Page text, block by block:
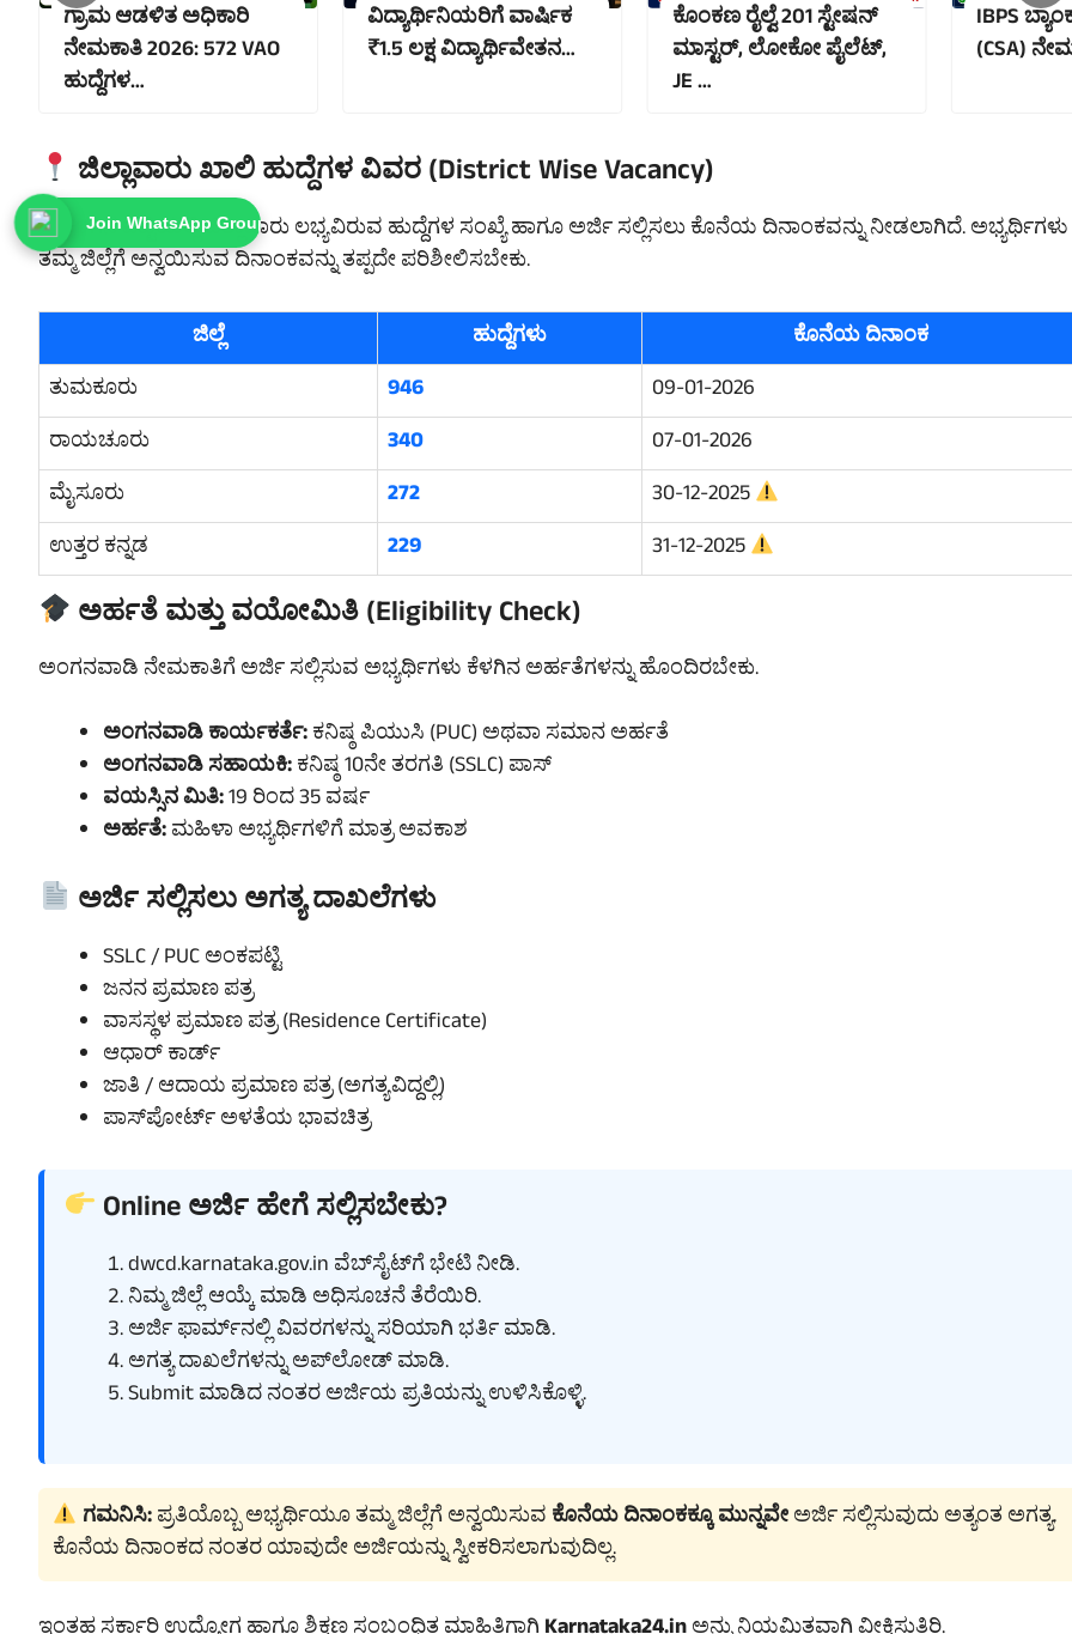
ಗ್ರಾಮ ಆಡಳಿತ ಅಧಿಕಾರಿ
ನೇಮಕಾತಿ 2026: 572 VAO
ಹುದ್ದೆಗಳ…
ವಿದ್ಯಾರ್ಥಿನಿಯರಿಗೆ ವಾರ್ಷಿಕ
₹1.5 ಲಕ್ಷ ವಿದ್ಯಾರ್ಥಿವೇತನ…
ಕೊಂಕಣ ರೈಲ್ವೆ 201 ಸ್ಟೇಷನ್
ಮಾಸ್ಟರ್, ಲೋಕೋ ಪೈಲೆಟ್,
JE …
IBPS
(CSA)
ಜಿಲ್ಲಾವಾರು ಖಾಲಿ ಹುದ್ದೆಗಳ ವಿವರ (District Wise Vacancy)
ಈ ಕೆಳಗಿನ ಪಟ್ಟಿಯಲ್ಲಿ ಜಿಲ್ಲಾವಾರು ಲಭ್ಯವಿರುವ ಹುದ್ದೆಗಳ ಸಂಖ್ಯೆ ಹಾಗೂ ಅರ್ಜಿ ಸಲ್ಲಿಸಲು ಕೊನೆಯ ದಿನಾಂಕವನ್ನು ನೀಡಲಾಗಿದೆ. ಅಭ್ಯರ್ಥಿಗಳು
ತಮ್ಮ ಜಿಲ್ಲೆಗೆ ಅನ್ವಯಿಸುವ ದಿನಾಂಕವನ್ನು ತಪ್ಪದೇ ಪರಿಶೀಲಿಸಬೇಕು.
ಜಿಲ್ಲೆ ಹುದ್ದೆಗಳು
ಕೊನೆಯ ದಿನಾಂಕ
ತುಮಕೂರು
946
09-01-2026
ರಾಯಚೂರು
340
07-01-2026
ಮೈಸೂರು
272
30-12-2025
ಉತ್ತರ ಕನ್ನಡ
229 31-12-2025
ಅರ್ಹತೆ ಮತ್ತು ವಯೋಮಿತಿ (Eligibility Check)
ಅಂಗನವಾಡಿ ನೇಮಕಾತಿಗೆ ಅರ್ಜಿ ಸಲ್ಲಿಸುವ ಅಭ್ಯರ್ಥಿಗಳು ಕೆಳಗಿನ ಅರ್ಹತೆಗಳನ್ನು ಹೊಂದಿರಬೇಕು.
ಅಂಗನವಾಡಿ ಕಾರ್ಯಕರ್ತೆ:ಕನಿಷ್ಠ ಪಿಯುಸಿ (PUC) ಅಥವಾ ಸಮಾನ ಅರ್ಹತೆ
ಅಂಗನವಾಡಿ ಸಹಾಯಕಿ:ಕನಿಷ್ಠ 10ನೇ ತರಗತಿ (SSLC) ಪಾಸ್
ವಯಸ್ಸಿನ ಮಿತಿ:19 ರಿಂದ 35 ವರ್ಷ
ಅರ್ಹತೆ:ಮಹಿಳಾ ಅಭ್ಯರ್ಥಿಗಳಿಗೆ ಮಾತ್ರ ಅವಕಾಶ
ಅರ್ಜಿ ಸಲ್ಲಿಸಲು ಅಗತ್ಯ ದಾಖಲೆಗಳು
SSLC / PUC ಅಂಕಪಟ್ಟಿ
ಜನನ ಪ್ರಮಾಣ ಪತ್ರ
ವಾಸಸ್ಥಳ ಪ್ರಮಾಣ ಪತ್ರ (Residence Certificate)
ಆಧಾರ್ ಕಾರ್ಡ್
ಜಾತಿ / ಆದಾಯ ಪ್ರಮಾಣ ಪತ್ರ (ಅಗತ್ಯವಿದ್ದಲ್ಲಿ)
ಪಾಸ್‌ಪೋರ್ಟ್ ಅಳತೆಯ ಭಾವಚಿತ್ರ
Online ಅರ್ಜಿ ಹೇಗೆ ಸಲ್ಲಿಸಬೇಕು?
dwcd.karnataka.gov.in ವೆಬ್‌ಸೈಟ್‌ಗೆ ಭೇಟಿ ನೀಡಿ.
ನಿಮ್ಮ ಜಿಲ್ಲೆ ಆಯ್ಕೆ ಮಾಡಿ ಅಧಿಸೂಚನೆ ತೆರೆಯಿರಿ.
ಅರ್ಜಿ ಫಾರ್ಮ್‌ನಲ್ಲಿ ವಿವರಗಳನ್ನು ಸರಿಯಾಗಿ ಭರ್ತಿ ಮಾಡಿ.
ಅಗತ್ಯ ದಾಖಲೆಗಳನ್ನು ಅಪ್‌ಲೋಡ್ ಮಾಡಿ.
Submit ಮಾಡಿದ ನಂತರ ಅರ್ಜಿಯ ಪ್ರತಿಯನ್ನು ಉಳಿಸಿಕೊಳ್ಳಿ.
ಗಮನಿಸಿ:ಪ್ರತಿಯೊಬ್ಬ ಅಭ್ಯರ್ಥಿಯೂ ತಮ್ಮ ಜಿಲ್ಲೆಗೆ ಅನ್ವಯಿಸುವ ಕೊನೆಯ ದಿನಾಂಕಕ್ಕೂ ಮುನ್ನವೇಅರ್ಜಿ ಸಲ್ಲಿಸುವುದು ಅತ್ಯಂತ ಅಗತ್ಯ.
ಕೊನೆಯ ದಿನಾಂಕದ ನಂತರ ಯಾವುದೇ ಅರ್ಜಿಯನ್ನು ಸ್ವೀಕರಿಸಲಾಗುವುದಿಲ್ಲ.
Join WhatsApp Group